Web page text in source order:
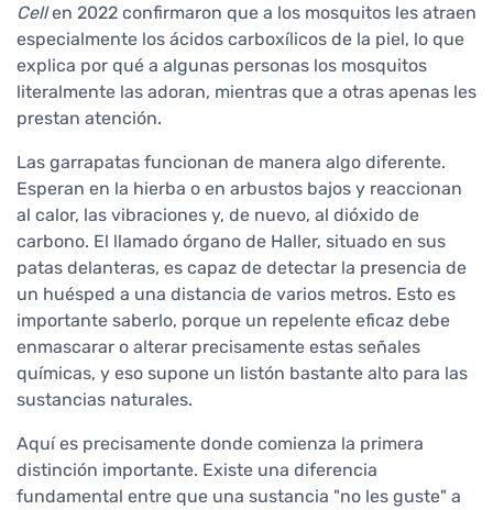
Cellen 2022 confirmaron que a los mosquitos les atraen
especialmente los ácidos carboxílicos de la piel, lo que
explica por qué a algunas personas los mosquitos
literalmente las adoran, mientras que a otras apenas les
prestan atención.
Las garrapatas funcionan de manera algo diferente.
Esperan en la hierba o en arbustos bajos y reaccionan
al calor, las vibraciones y, de nuevo, al dióxido de
carbono. El llamado órgano de Haller, situado en sus
patas delanteras, es capaz de detectar la presencia de
un huésped a una distancia de varios metros. Esto es
importante saberlo, porque un repelente eficaz debe
enmascarar o alterar precisamente estas señales
químicas, y eso supone un listón bastante alto para las
sustancias naturales.
Aquí es precisamente donde comienza la primera
distinción importante. Existe una diferencia
fundamental entre que una sustancia "no les guste" a